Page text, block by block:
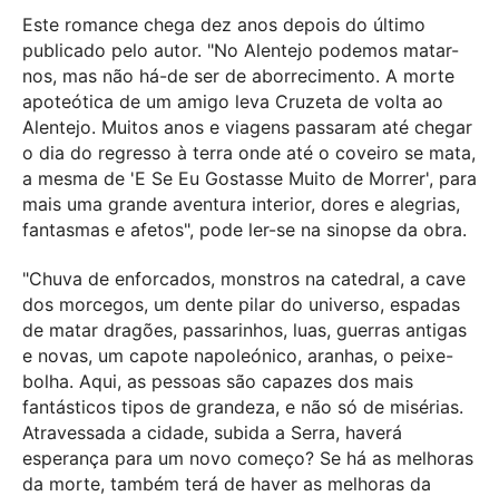
Este romance chega dez anos depois do último
publicado pelo autor. "No Alentejo podemos matar-
nos, mas não há-de ser de aborrecimento. A morte
apoteótica de um amigo leva Cruzeta de volta ao
Alentejo. Muitos anos e viagens passaram até chegar
o dia do regresso à terra onde até o coveiro se mata,
a mesma de 'E Se Eu Gostasse Muito de Morrer', para
mais uma grande aventura interior, dores e alegrias,
fantasmas e afetos", pode ler-se na sinopse da obra.
"Chuva de enforcados, monstros na catedral, a cave
dos morcegos, um dente pilar do universo, espadas
de matar dragões, passarinhos, luas, guerras antigas
e novas, um capote napoleónico, aranhas, o peixe-
bolha. Aqui, as pessoas são capazes dos mais
fantásticos tipos de grandeza, e não só de misérias.
Atravessada a cidade, subida a Serra, haverá
esperança para um novo começo? Se há as melhoras
da morte, também terá de haver as melhoras da